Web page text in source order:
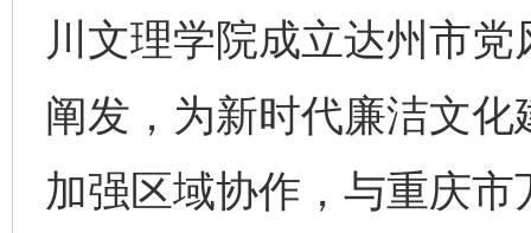
川文理学院成立达州市
阐发，为新时代廉洁文
加强区域协作，与重庆